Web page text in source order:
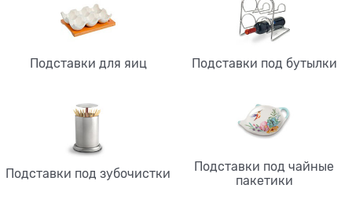
Подставки для яиц Подставки под бутылки
Подставки под зубочистки
Подставки под чайные
пакетики